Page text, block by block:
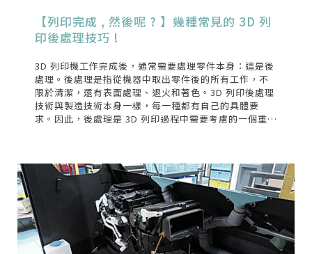
【列印完成 , 然後呢 ? 】幾種常見的 3D 列
印後處理技巧 !
3D 列印機工作完成後，通常需要處理零件本身：這是後
處理。後處理是指從機器中取出零件後的所有工作，不
限於清潔，還有表面處理、退火和著色。3D 列印後處理
技術與製造技術本身一樣，每一種都有自己的具體要
求。因此，後處理是 3D 列印過程中需要考慮的一個重要